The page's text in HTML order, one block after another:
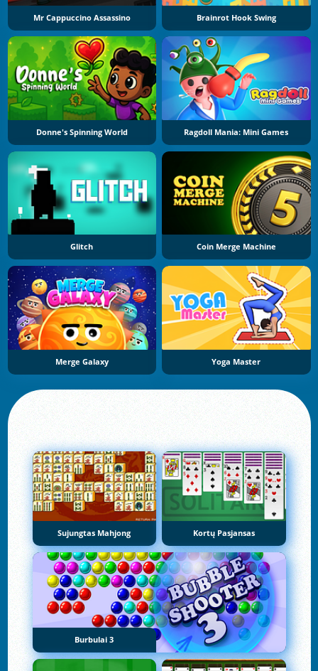
Mr Cappuccino Assassino Brainrot Hook Swing
Donne's Spinning World Ragdoll Mania: Mini Games
Glitch Coin Merge Machine
Merge Galaxy Yoga Master
Sujungtas Mahjong Kortų Pasjansas
Burbulai 3